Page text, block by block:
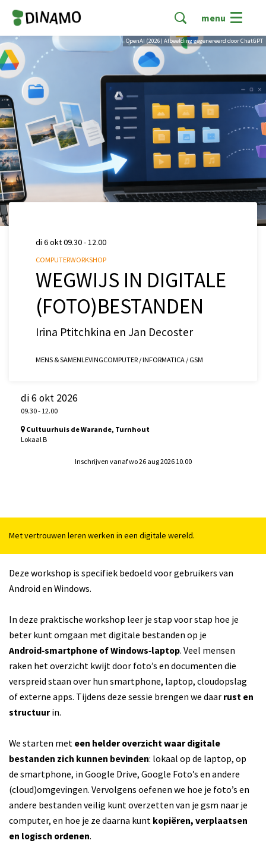
menu
OpenAI (2026) Afbeelding gegenereerd door ChatGPT
WEGWIJS IN DIGITALE
(FOTO)BESTANDEN
Irina Ptitchkina en Jan Decoster
COMPUTERWORKSHOP
di 6 okt09.30 - 12.00
MENS & SAMENLEVINGCOMPUTER / INFORMATICA / GSM
di 6 okt 2026
09.30- 12.00
Cultuurhuis de Warande, Turnhout
Lokaal B
Inschrijven vanaf wo 26 aug 2026 10.00
Met vertrouwen leren werken in een digitale wereld.
Deze workshop is specifiek bedoeld voor gebruikers van
Android en Windows.
In deze praktische workshop leer je stap voor stap hoe je
beter kunt omgaan met digitale bestanden op je
Android‑smartphone of Windows‑laptop. Veel mensen
raken het overzicht kwijt door foto’s en documenten die
verspreid staan over hun smartphone, laptop, cloudopslag
of externe apps. Tijdens deze sessie brengen we daar rust en
structuurin.
We starten met een helder overzicht waar digitale
bestanden zich kunnen bevinden: lokaal op de laptop, op
de smartphone, in Google Drive, Google Foto’s en andere
(cloud)omgevingen. Vervolgens oefenen we hoe je foto’s en
andere bestanden veilig kunt overzetten van je gsm naar je
computer, en hoe je ze daarna kunt kopiëren, verplaatsen
en logisch ordenen.